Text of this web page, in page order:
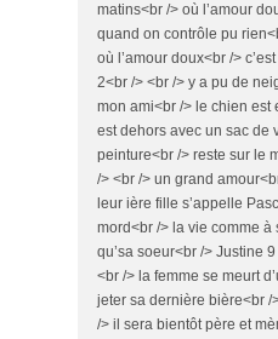
matins<br /> où l’amour
quand on contrôle pu
où l’amour doux<br />
2<br /> <br /> y a pu de
mon ami<br /> le chien est
est dehors avec un sac de
peinture<br /> reste sur le
/> <br /> un grand
leur ière fille s’appelle
mord<br /> la vie comme
qu’sa soeur<br /> Justine
<br /> la femme se meurt
jeter sa dernière bière<br
/> il sera bientôt père et